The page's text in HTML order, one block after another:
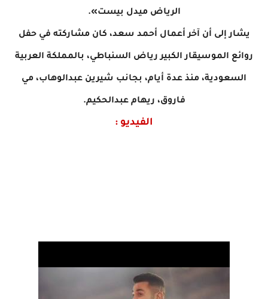
الرياض ميدل بيست».
يشار إلى أن آخر أعمال أحمد سعد، كان مشاركته في حفل
روائع الموسيقار الكبير رياض السنباطي، بالمملكة العربية
السعودية، منذ عدة أيام، بجانب شيرين عبدالوهاب، مي
فاروق، ريهام عبدالحكيم.
الفيديو :